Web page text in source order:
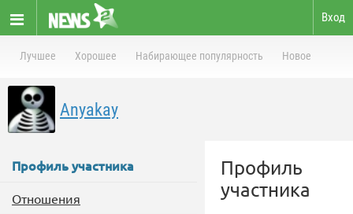
Вход
Лучшее Хорошее Набирающее популярность Новое
Anyakay
Профиль участника
Отношения
Профиль
участника